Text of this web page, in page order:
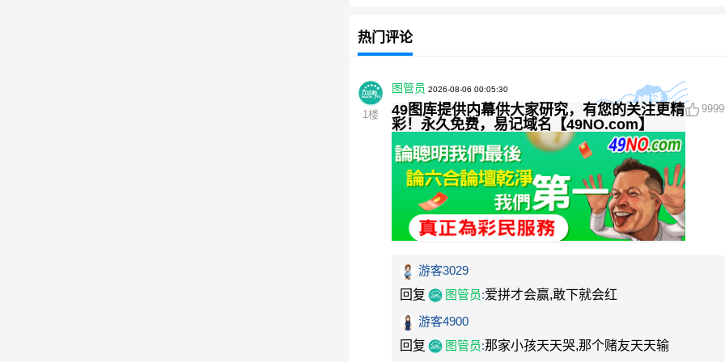
热门评论
1楼
图管员 2026-08-06 00:05:30
49图库提供内幕供大家研究，有您的关注更精
彩！永久免费，易记域名【49NO.com】
游客3029
回复
图管员:爱拼才会赢,敢下就会红
游客4900
回复
图管员:那家小孩天天哭,那个赌友天天输